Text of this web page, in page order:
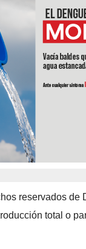
reservados de
total o